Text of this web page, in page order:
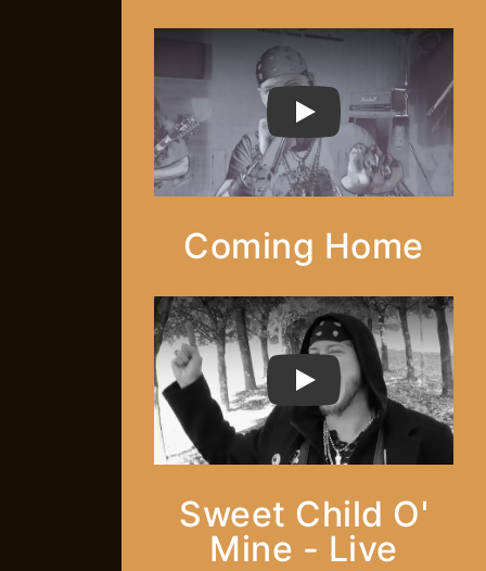
PLAY
Coming Home
PLAY
Sweet Child O'
Mine - Live